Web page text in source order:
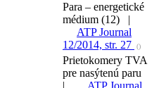
Para – energetické
médium (12) |
ATP Journal
12/2014, str. 27
()
Prietokomery TVA
pre nasýtenú paru